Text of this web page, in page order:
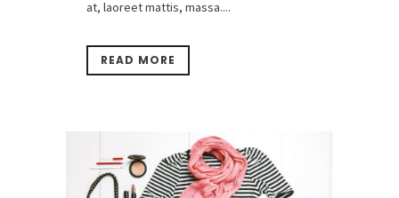
at, laoreet mattis, massa....
READ MORE